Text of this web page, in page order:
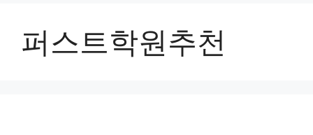
퍼스트학원추천